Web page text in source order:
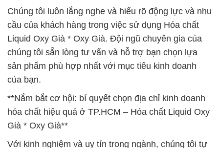
Chúng tôi luôn lắng nghe và hiểu rõ động lực và nhu
cầu của khách hàng trong việc sử dụng Hóa chất
Liquid Oxy Già * Oxy Già. Đội ngũ chuyên gia của
chúng tôi sẵn lòng tư vấn và hỗ trợ bạn chọn lựa
sản phẩm phù hợp nhất với mục tiêu kinh doanh
của bạn.
**Nắm bắt cơ hội: bí quyết chọn địa chỉ kinh doanh
hóa chất hiệu quả ở TP.HCM – Hóa chất Liquid Oxy
Già * Oxy Già**
Với kinh nghiệm và uy tín trong ngành, chúng tôi tự